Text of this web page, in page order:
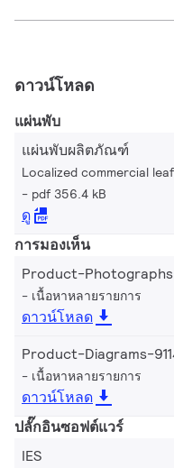
ดาวน์โหลด
แผ่นพับ
แผ่นพับผลิตภัณฑ์
Localized commercial
pdf 356.4 kB
ดู
การมองเห็น
Product-
เนื้อหาหลายรายการ
ดาวน์โหลด
Product-Diagrams-
เนื้อหาหลายรายการ
ดาวน์โหลด
ปลั๊กอินซอฟต์แวร์
IES